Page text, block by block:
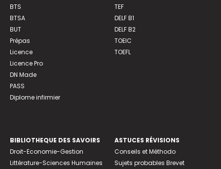
BTS
BTSA
BUT
Prépas
Licence
Licence Pro
DN Made
PASS
Diplome infirmier
TEF
DELF B1
DELF B2
TOEIC
TOEFL
BIBLIOTHEQUE DES SAVOIRS
Droit-Economie-Gestion
Littérature-Sciences Humaines
ASTUCES RÉVISIONS
Conseils et Méthodo
Sujets probables Brevet